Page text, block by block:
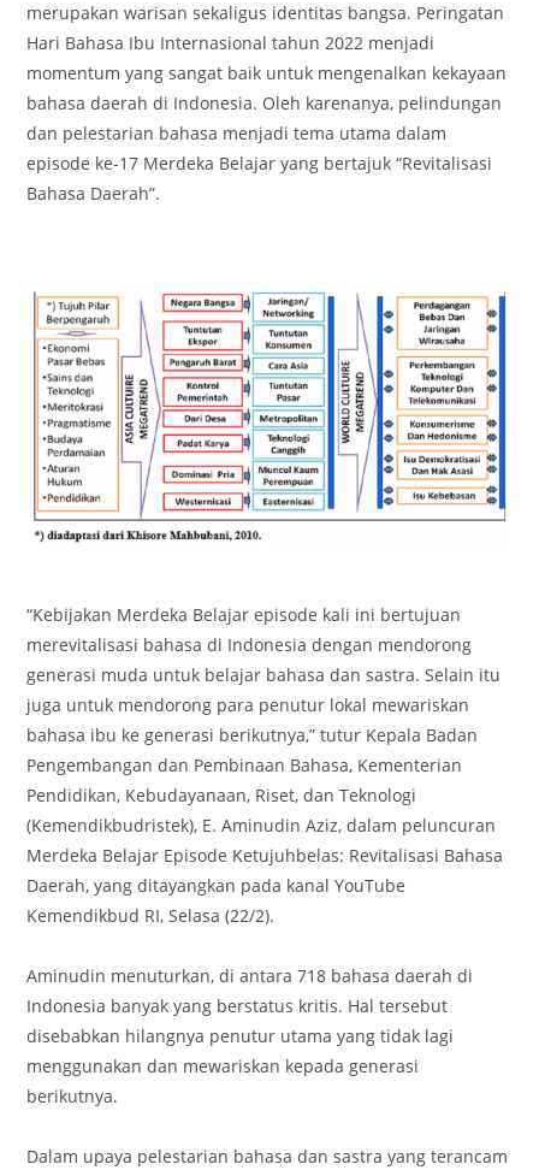
merupakan warisan sekaligus identitas bangsa. Peringatan
Hari Bahasa Ibu Internasional tahun 2022 menjadi
momentum yang sangat baik untuk mengenalkan kekayaan
bahasa daerah di Indonesia. Oleh karenanya, pelindungan
dan pelestarian bahasa menjadi tema utama dalam
episode ke-17 Merdeka Belajar yang bertajuk “Revitalisasi
Bahasa Daerah”.
“Kebijakan Merdeka Belajar episode kali ini bertujuan
merevitalisasi bahasa di Indonesia dengan mendorong
generasi muda untuk belajar bahasa dan sastra. Selain itu
juga untuk mendorong para penutur lokal mewariskan
bahasa ibu ke generasi berikutnya,” tutur Kepala Badan
Pengembangan dan Pembinaan Bahasa, Kementerian
Pendidikan, Kebudayanaan, Riset, dan Teknologi
(Kemendikbudristek), E. Aminudin Aziz, dalam peluncuran
Merdeka Belajar Episode Ketujuhbelas: Revitalisasi Bahasa
Daerah, yang ditayangkan pada kanal YouTube
Kemendikbud RI, Selasa (22/2).
Aminudin menuturkan, di antara 718 bahasa daerah di
Indonesia banyak yang berstatus kritis. Hal tersebut
disebabkan hilangnya penutur utama yang tidak lagi
menggunakan dan mewariskan kepada generasi
berikutnya.
Dalam upaya pelestarian bahasa dan sastra yang terancam